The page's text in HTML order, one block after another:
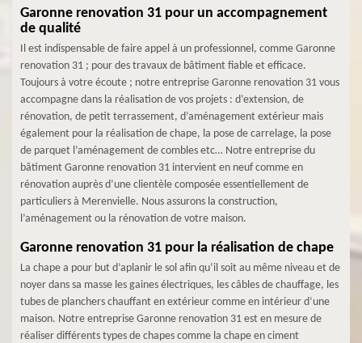
Garonne renovation 31 pour un accompagnement
de qualité
Il est indispensable de faire appel à un professionnel, comme Garonne
renovation 31 ; pour des travaux de bâtiment fiable et efficace.
Toujours à votre écoute ; notre entreprise Garonne renovation 31 vous
accompagne dans la réalisation de vos projets : d’extension, de
rénovation, de petit terrassement, d’aménagement extérieur mais
également pour la réalisation de chape, la pose de carrelage, la pose
de parquet l’aménagement de combles etc… Notre entreprise du
bâtiment Garonne renovation 31 intervient en neuf comme en
rénovation auprès d’une clientèle composée essentiellement de
particuliers à Merenvielle. Nous assurons la construction,
l’aménagement ou la rénovation de votre maison.
Garonne renovation 31 pour la réalisation de chape
La chape a pour but d’aplanir le sol afin qu’il soit au même niveau et de
noyer dans sa masse les gaines électriques, les câbles de chauffage, les
tubes de planchers chauffant en extérieur comme en intérieur d’une
maison. Notre entreprise Garonne renovation 31 est en mesure de
réaliser différents types de chapes comme la chape en ciment